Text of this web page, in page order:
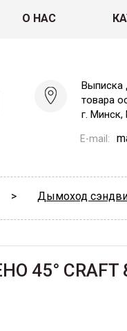
О НАС
Выписка
товара
г. Минск,
E-mail:
> Дымоход
45° CRAFT